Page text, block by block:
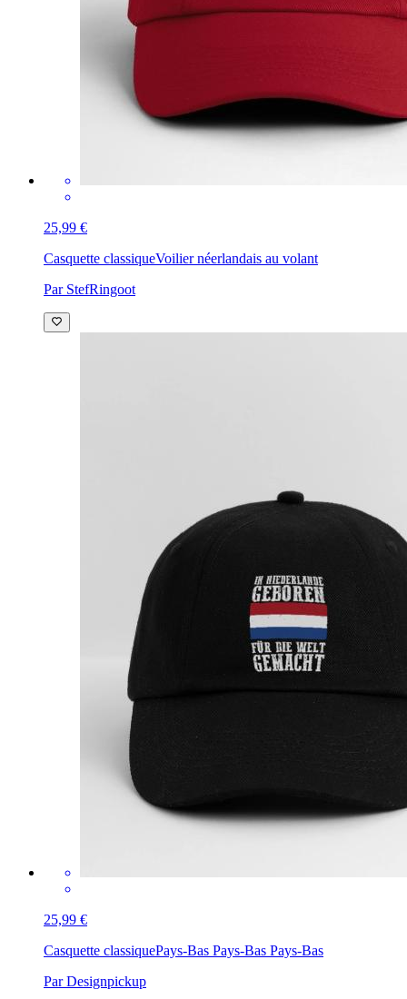
25,99 €
Casquette classiqueVoilier néerlandais au volant
Par StefRingoot
25,99 €
Casquette classiquePays-Bas Pays-Bas Pays-Bas
Par Designpickup